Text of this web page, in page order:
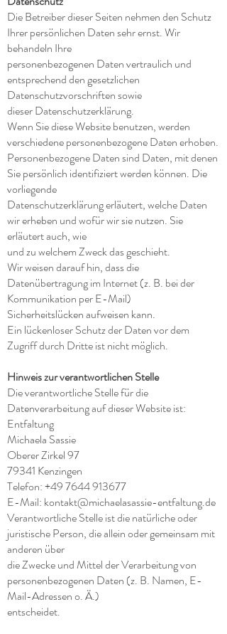
Die Betreiber dieser Seiten nehmen den Schutz
Ihrer persönlichen Daten sehr ernst. Wir
behandeln Ihre
personenbezogenen Daten vertraulich und
entsprechend den gesetzlichen
Datenschutzvorschriften sowie
dieser Datenschutzerklärung.
Wenn Sie diese Website benutzen, werden
verschiedene personenbezogene Daten erhoben.
Personenbezogene Daten sind Daten, mit denen
Sie persönlich identifiziert werden können. Die
vorliegende
Datenschutzerklärung erläutert, welche Daten
wir erheben und wofür wir sie nutzen. Sie
erläutert auch, wie
und zu welchem Zweck das geschieht.
Wir weisen darauf hin, dass die
Datenübertragung im Internet (z. B. bei der
Kommunikation per E-Mail)
Sicherheitslücken aufweisen kann.
Ein lückenloser Schutz der Daten vor dem
Zugriff durch Dritte ist nicht möglich.
Hinweis zur verantwortlichen Stelle
Die verantwortliche Stelle für die
Datenverarbeitung auf dieser Website ist:
Entfaltung
Michaela Sassie
Oberer Zirkel 97
79341 Kenzingen
Telefon: +49 7644 913677
E-Mail: kontakt@michaelasassie-entfaltung.de
Verantwortliche Stelle ist die natürliche oder
juristische Person, die allein oder gemeinsam mit
anderen über
die Zwecke und Mittel der Verarbeitung von
personenbezogenen Daten (z. B. Namen, E-
Mail-Adressen o. Ä.)
entscheidet.